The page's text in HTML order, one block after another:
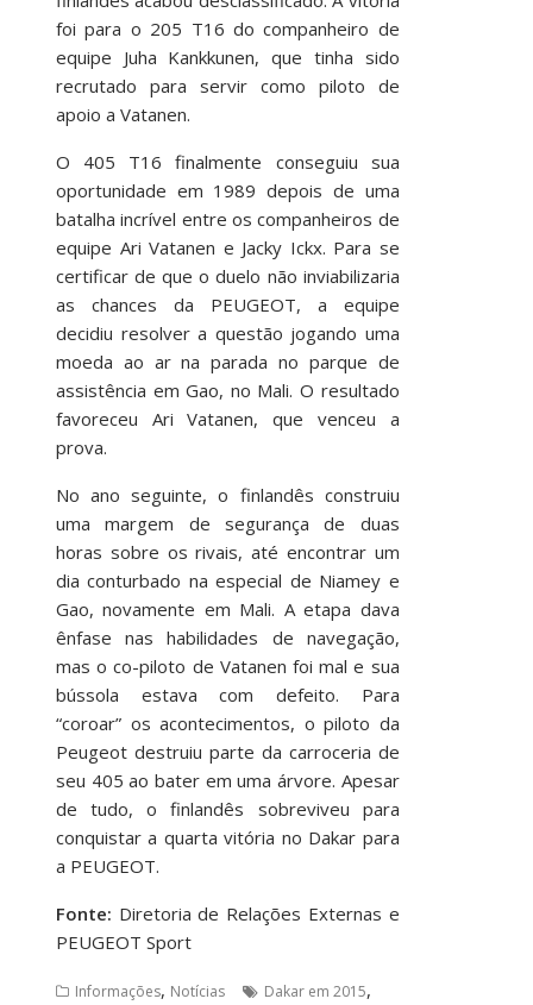
foi para o 205 T16 do companheiro de
equipe Juha Kankkunen, que tinha sido
recrutado para servir como piloto de
apoio a Vatanen.
O 405 T16 finalmente conseguiu sua
oportunidade em 1989 depois de uma
batalha incrível entre os companheiros de
equipe Ari Vatanen e Jacky Ickx. Para se
certificar de que o duelo não inviabilizaria
as chances da PEUGEOT, a equipe
decidiu resolver a questão jogando uma
moeda ao ar na parada no parque de
assistência em Gao, no Mali. O resultado
favoreceu Ari Vatanen, que venceu a
prova.
No ano seguinte, o finlandês construiu
uma margem de segurança de duas
horas sobre os rivais, até encontrar um
dia conturbado na especial de Niamey e
Gao, novamente em Mali. A etapa dava
ênfase nas habilidades de navegação,
mas o co-piloto de Vatanen foi mal e sua
bússola estava com defeito. Para
“coroar” os acontecimentos, o piloto da
Peugeot destruiu parte da carroceria de
seu 405 ao bater em uma árvore. Apesar
de tudo, o finlandês sobreviveu para
conquistar a quarta vitória no Dakar para
a PEUGEOT.
Fonte: Diretoria de Relações Externas e
PEUGEOT Sport
Informações, Notícias Dakar em 2015,